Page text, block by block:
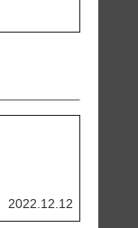
2022.12.12